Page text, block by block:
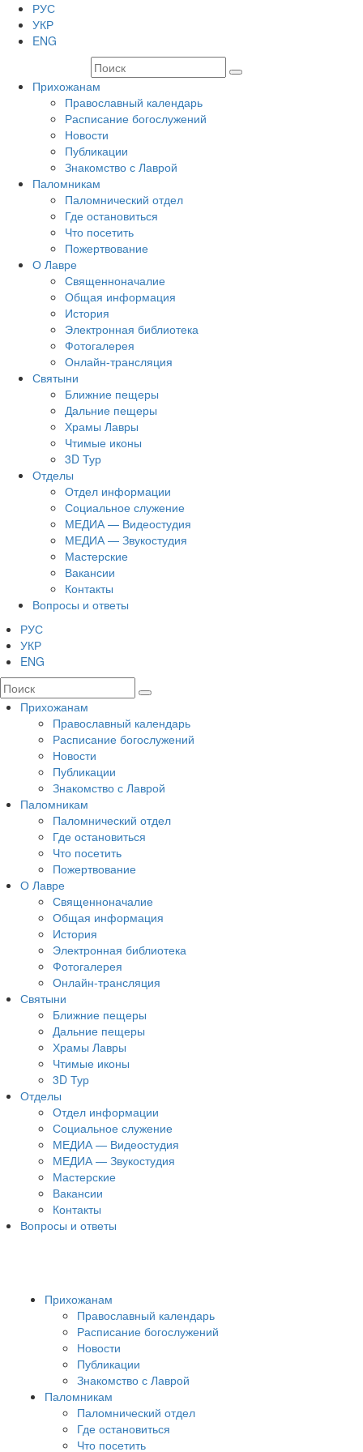
РУС
УКР
ENG
Прихожанам
Православный календарь
Расписание богослужений
Новости
Публикации
Знакомство с Лаврой
Паломникам
Паломнический отдел
Где остановиться
Что посетить
Пожертвование
О Лавре
Священноначалие
Общая информация
История
Электронная библиотека
Фотогалерея
Онлайн-трансляция
Святыни
Ближние пещеры
Дальние пещеры
Храмы Лавры
Чтимые иконы
3D Тур
Отделы
Отдел информации
Социальное служение
МЕДИА — Видеостудия
МЕДИА — Звукостудия
Мастерские
Вакансии
Контакты
Вопросы и ответы
РУС
УКР
ENG
Прихожанам
Православный календарь
Расписание богослужений
Новости
Публикации
Знакомство с Лаврой
Паломникам
Паломнический отдел
Где остановиться
Что посетить
Пожертвование
О Лавре
Священноначалие
Общая информация
История
Электронная библиотека
Фотогалерея
Онлайн-трансляция
Святыни
Ближние пещеры
Дальние пещеры
Храмы Лавры
Чтимые иконы
3D Тур
Отделы
Отдел информации
Социальное служение
МЕДИА — Видеостудия
МЕДИА — Звукостудия
Мастерские
Вакансии
Контакты
Вопросы и ответы
Прихожанам
Православный календарь
Расписание богослужений
Новости
Публикации
Знакомство с Лаврой
Паломникам
Паломнический отдел
Где остановиться
Что посетить